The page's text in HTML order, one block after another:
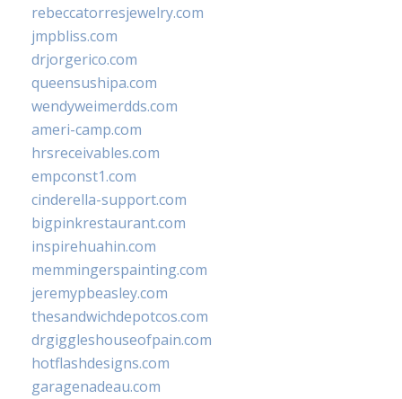
rebeccatorresjewelry.com
jmpbliss.com
drjorgerico.com
queensushipa.com
wendyweimerdds.com
ameri-camp.com
hrsreceivables.com
empconst1.com
cinderella-support.com
bigpinkrestaurant.com
inspirehuahin.com
memmingerspainting.com
jeremypbeasley.com
thesandwichdepotcos.com
drgiggleshouseofpain.com
hotflashdesigns.com
garagenadeau.com